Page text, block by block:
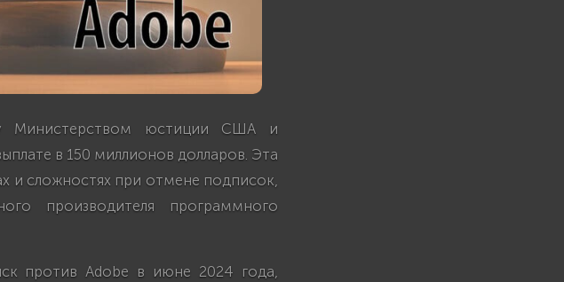
Министерством юстиции США и
в 150 миллионов долларов. Эта
и сложностях при отмене подписок,
производителя программного
против Adobe в июне 2024 года,